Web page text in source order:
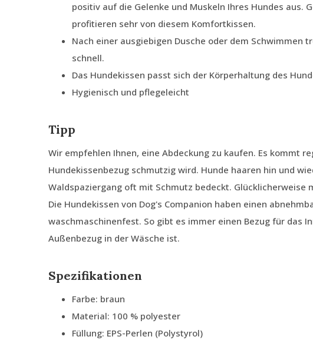
positiv auf die Gelenke und Muskeln Ihres Hundes aus.
profitieren sehr von diesem Komfortkissen.
Nach einer ausgiebigen Dusche oder dem Schwimmen
schnell.
Das Hundekissen passt sich der Körperhaltung des
Hygienisch und pflegeleicht
Tipp
Wir empfehlen Ihnen, eine Abdeckung zu kaufen. Es kommt
Hundekissenbezug schmutzig wird. Hunde haaren hin und
Waldspaziergang oft mit Schmutz bedeckt. Glücklicherweise
Die Hundekissen von Dog's Companion haben einen
waschmaschinenfest. So gibt es immer einen Bezug für das
Außenbezug in der Wäsche ist.
Spezifikationen
Farbe: braun
Material: 100 % polyester
Füllung: EPS-Perlen (Polystyrol)